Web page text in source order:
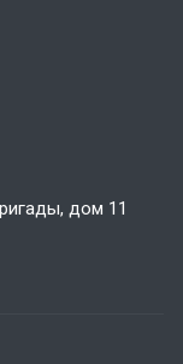
дом 11